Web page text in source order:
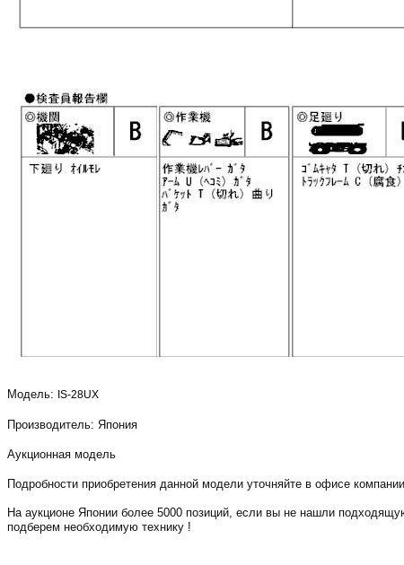
Модель: IS-28UX
Производитель: Япония
Аукционная модель
Подробности приобретения данной модели уточняйте в офисе компании.
На аукционе Японии более 5000 позиций, если вы не нашли
подберем необходимую технику !